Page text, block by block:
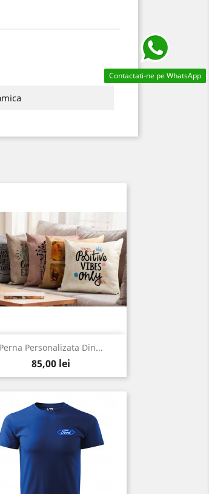
Perna Personalizata Din...
Pret
85,00 lei
Vizualizare rapida
Contactati-ne pe WhatsApp